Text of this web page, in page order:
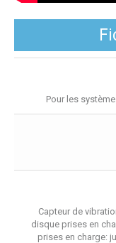
Pour les
Capteur de
disque prises en
prises en charge: